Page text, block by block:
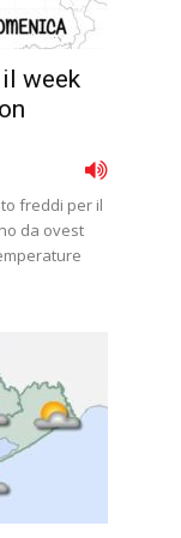
week
freddi per il
da ovest